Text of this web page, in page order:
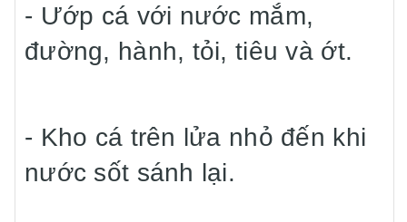
- Ướp cá với nước mắm,
đường, hành, tỏi, tiêu và ớt.
- Kho cá trên lửa nhỏ đến khi
nước sốt sánh lại.